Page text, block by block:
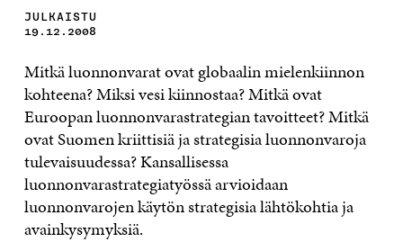
JULKAISTU
19.12.2008
Mitkä luonnonvarat ovat globaalin mielenkiinnon
kohteena? Miksi vesi kiinnostaa? Mitkä ovat
Euroopan luonnonvarastrategian tavoitteet? Mitkä
ovat Suomen kriittisiä ja strategisia luonnonvaroja
tulevaisuudessa? Kansallisessa
luonnonvarastrategiatyössä arvioidaan
luonnonvarojen käytön strategisia lähtökohtia ja
avainkysymyksiä.